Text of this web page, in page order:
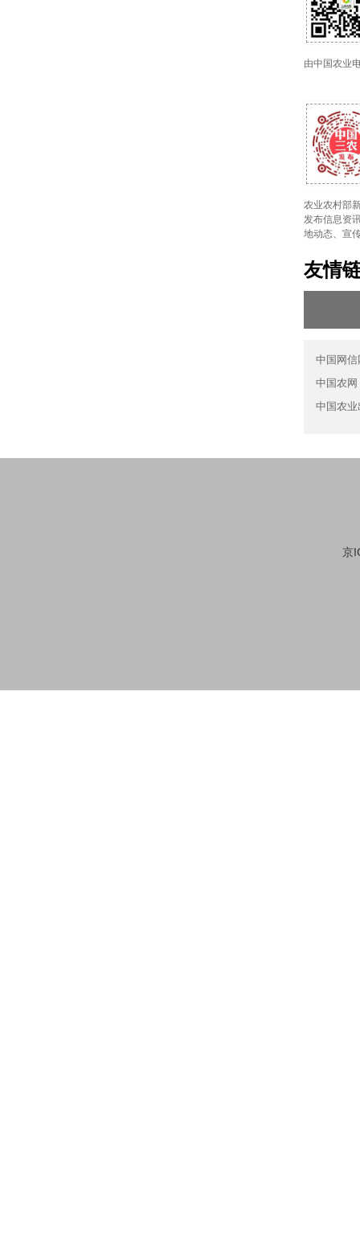
由中国农业
农业农村部
发布信息资
地动态、宣
友情
中国网信
中国农网
中国农业
京